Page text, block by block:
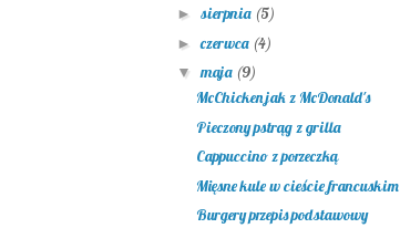
► sierpnia (5)
►czerwca (4)
▼maja (9)
McChicken jak z McDonald's
Pieczony pstrąg z grilla
Cappuccino z porzeczką
Mięsne kule w cieście francuskim
Burgery przepis podstawowy